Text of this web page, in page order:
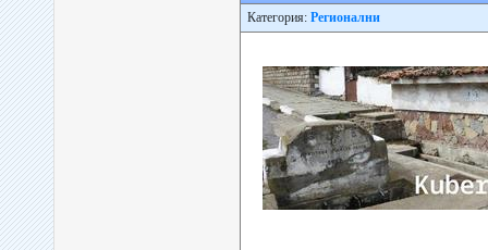
Категория: Регионални